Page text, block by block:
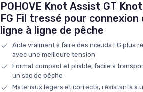
POHOVE Knot Assist GT
FG Fil tressé pour connexion
ligne à ligne de pêche
Aide vraiment à faire des nœuds FG plus
avec une meilleure tension
Format compact et pliable, facile à
un sac de pêche
Matériaux légers et corrects, résistants à